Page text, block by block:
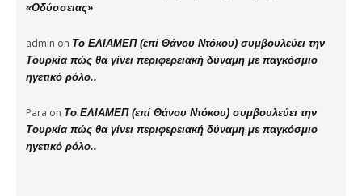
«Οδύσσειας»
admin on Το ΕΛΙΑΜΕΠ (επί Θάνου Ντόκου) συμβουλεύει την
Τουρκία πώς θα γίνει περιφερειακή δύναμη με παγκόσμιο
ηγετικό ρόλο..
Para on Το ΕΛΙΑΜΕΠ (επί Θάνου Ντόκου) συμβουλεύει την
Τουρκία πώς θα γίνει περιφερειακή δύναμη με παγκόσμιο
ηγετικό ρόλο..